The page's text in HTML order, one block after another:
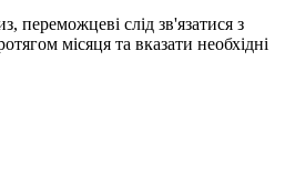
переможцеві слід зв'язатися з
місяця та вказати необхідні